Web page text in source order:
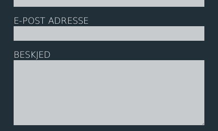
E-POST ADRESSE
BESKJED